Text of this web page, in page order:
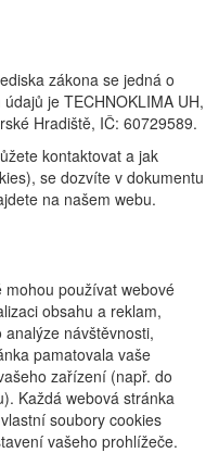
zákona se jedná o
je TECHNOKLIMA UH,
Hradiště, IČ: 60729589.
kontaktovat a jak
se dozvíte v dokumentu
na našem webu.
mohou používat webové
obsahu a reklam,
návštěvnosti,
pamatovala vaše
zařízení (např. do
Každá webová stránka
soubory cookies
vašeho prohlížeče.